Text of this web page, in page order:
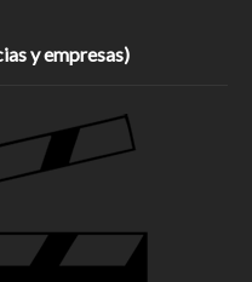
y empresas)